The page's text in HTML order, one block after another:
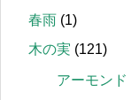
春雨 (1)
木の実 (121)
アーモンド